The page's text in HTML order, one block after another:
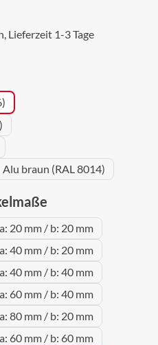
Lieferzeit 1-3 Tage
Alu braun (RAL 8014)
a: 20 mm / b: 20 mm
a: 40 mm / b: 20 mm
a: 40 mm / b: 40 mm
a: 60 mm / b: 40 mm
a: 80 mm / b: 20 mm
a: 60 mm / b: 60 mm